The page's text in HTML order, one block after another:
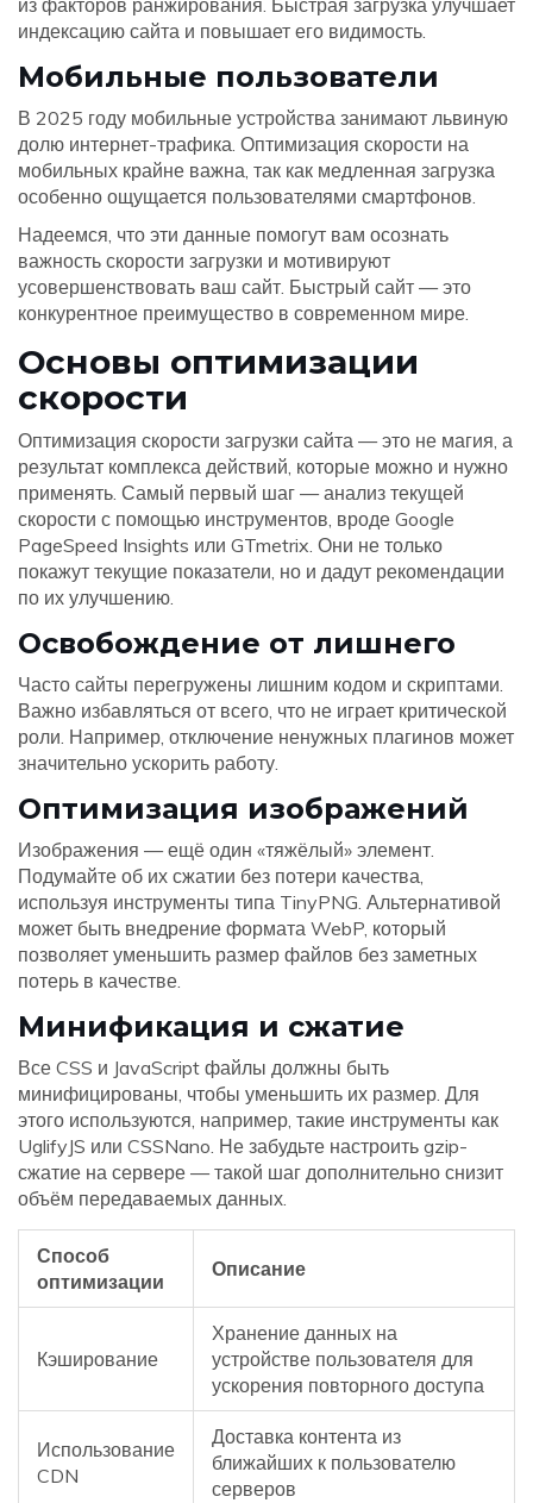
из факторов ранжирования. Быстрая загрузка улучшает
индексацию сайта и повышает его видимость.
Мобильные пользователи
В 2025 году мобильные устройства занимают львиную
долю интернет-трафика. Оптимизация скорости на
мобильных крайне важна, так как медленная загрузка
особенно ощущается пользователями смартфонов.
Надеемся, что эти данные помогут вам осознать
важность скорости загрузки и мотивируют
усовершенствовать ваш сайт. Быстрый сайт — это
конкурентное преимущество в современном мире.
Основы оптимизации
скорости
Оптимизация скорости загрузки сайта — это не магия, а
результат комплекса действий, которые можно и нужно
применять. Самый первый шаг — анализ текущей
скорости с помощью инструментов, вроде Google
PageSpeed Insights или GTmetrix. Они не только
покажут текущие показатели, но и дадут рекомендации
по их улучшению.
Освобождение от лишнего
Часто сайты перегружены лишним кодом и скриптами.
Важно избавляться от всего, что не играет критической
роли. Например, отключение ненужных плагинов может
значительно ускорить работу.
Оптимизация изображений
Изображения — ещё один «тяжёлый» элемент.
Подумайте об их сжатии без потери качества,
используя инструменты типа TinyPNG. Альтернативой
может быть внедрение формата WebP, который
позволяет уменьшить размер файлов без заметных
потерь в качестве.
Минификация и сжатие
Все CSS и JavaScript файлы должны быть
минифицированы, чтобы уменьшить их размер. Для
этого используются, например, такие инструменты как
UglifyJS или CSSNano. Не забудьте настроить gzip-
сжатие на сервере — такой шаг дополнительно снизит
объём передаваемых данных.
Способ
оптимизации
Описание
Кэширование
Хранение данных на
устройстве пользователя для
ускорения повторного доступа
Использование
CDN
Доставка контента из
ближайших к пользователю
серверов